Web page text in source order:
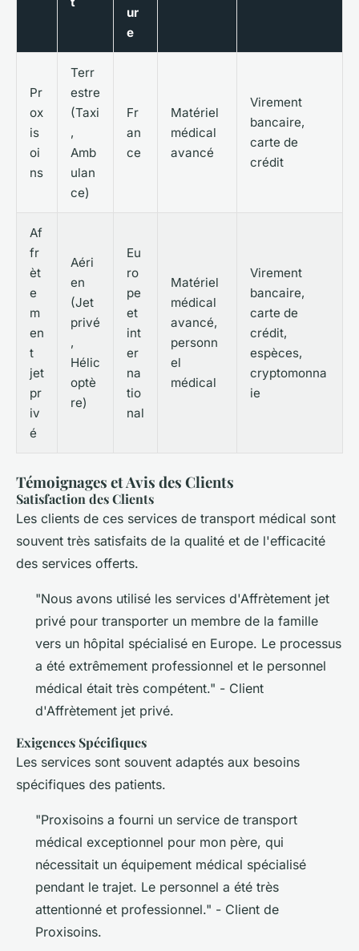
ur
e
Pr
ox
is
oi
ns
Terr
estre
(Taxi
,
Amb
ulan
ce)
Fr
an
ce
Matériel
médical
avancé
Virement
bancaire,
carte de
crédit
Af
fr
èt
e
m
en
t
jet
pr
iv
é
Aéri
en
(Jet
privé
,
Hélic
optè
re)
Eu
ro
pe
et
int
er
na
tio
nal
Matériel
médical
avancé,
personn
el
médical
Virement
bancaire,
carte de
crédit,
espèces,
cryptomonna
ie
Témoignages et Avis des Clients
Satisfaction des Clients
Les clients de ces services de transport médical sont
souvent très satisfaits de la qualité et de l'efficacité
des services offerts.
"Nous avons utilisé les services d'Affrètement jet
privé pour transporter un membre de la famille
vers un hôpital spécialisé en Europe. Le processus
a été extrêmement professionnel et le personnel
médical était très compétent." - Client
d'Affrètement jet privé.
Exigences Spécifiques
Les services sont souvent adaptés aux besoins
spécifiques des patients.
"Proxisoins a fourni un service de transport
médical exceptionnel pour mon père, qui
nécessitait un équipement médical spécialisé
pendant le trajet. Le personnel a été très
attentionné et professionnel." - Client de
Proxisoins.